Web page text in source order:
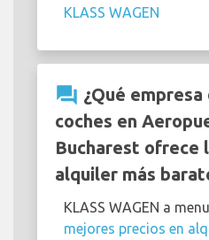
KLASS WAGEN
question_answer ¿Qué
coches en
Bucharest ofrece
alquiler más
KLASS WAGEN a
mejores precios en